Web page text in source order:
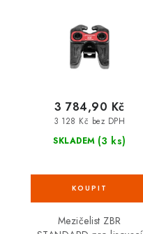
SKLADEM (3 ks)
3 128 Kč bez DPH
3 784,90 Kč
Mezičelist ZBR